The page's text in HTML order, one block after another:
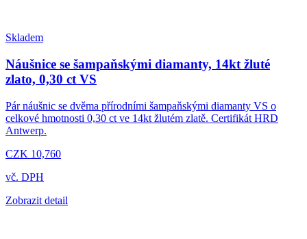
Skladem
Náušnice se šampaňskými diamanty, 14kt žluté
zlato, 0,30 ct VS
Pár náušnic se dvěma přírodními šampaňskými diamanty VS o
celkové hmotnosti 0,30 ct ve 14kt žlutém zlatě. Certifikát HRD
Antwerp.
CZK 10,760
vč. DPH
Zobrazit detail